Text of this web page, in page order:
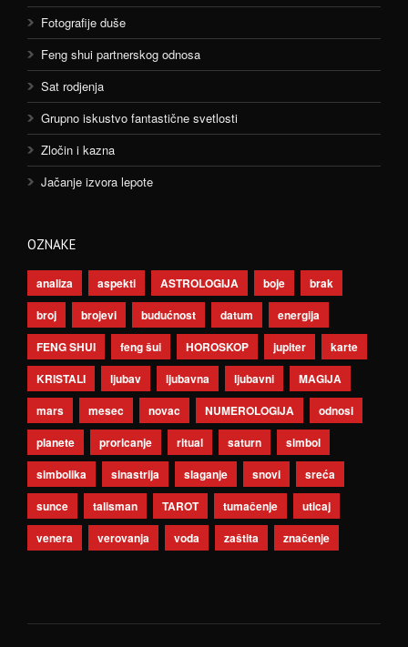
Fotografije duše
Feng shui partnerskog odnosa
Sat rodjenja
Grupno iskustvo fantastične svetlosti
Zločin i kazna
Jačanje izvora lepote
OZNAKE
analiza aspekti ASTROLOGIJA boje
brak
broj
brojevi budućnost datum
energija
FENG SHUI
feng šui HOROSKOP jupiter
karte
KRISTALI
ljubav ljubavna ljubavni
MAGIJA
mars
mesec novac NUMEROLOGIJA
odnosi
planete
proricanje ritual saturn
simbol
simbolika
sinastrija slaganje snovi
sreća
sunce
talisman TAROT tumačenje
uticaj
venera
verovanja voda zaštita značenje